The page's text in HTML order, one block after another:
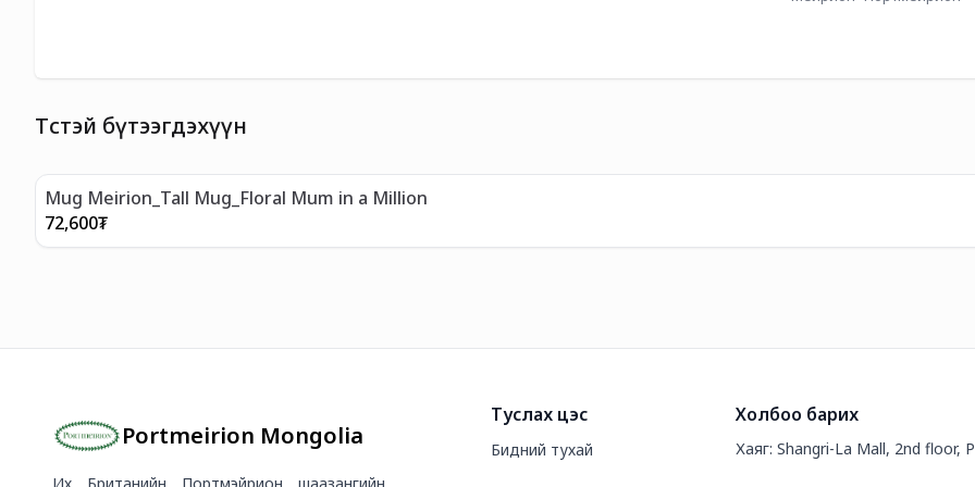
Төстэй бүтээгдэхүүн
Mug Meirion_Tall Mug_Floral Mum in a Million
72,600₮
Portmeirion Mongolia
Туслах цэс
Бидний тухай
Холбоо барих
Хаяг: Shangri-La Mall, 2nd floor,